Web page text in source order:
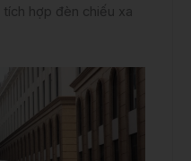
hợp đèn chiếu xa